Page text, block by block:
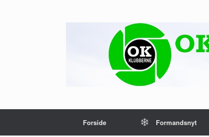
Forside Formandsnyt